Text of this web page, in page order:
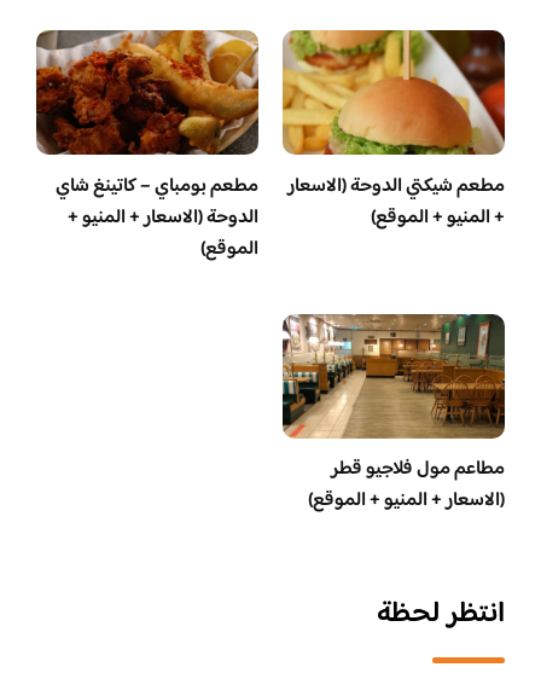
مطعم شيكتي الدوحة (الاسعار
+ المنيو + الموقع)
مطعم بومباي – كاتينغ شاي
الدوحة (الاسعار + المنيو +
الموقع)
مطاعم مول فلاجيو قطر
(الاسعار + المنيو + الموقع)
انتظر لحظة